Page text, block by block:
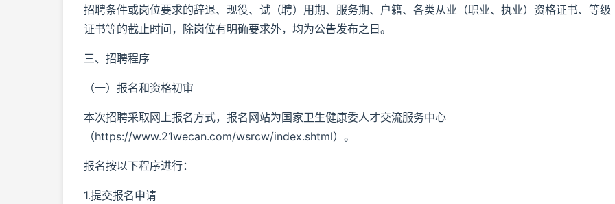
招聘条件或岗位要求的辞退、现役、试（聘）用期、服务期、户籍、各类从业（职业、执业）资格证书、等级
证书等的截止时间，除岗位有明确要求外，均为公告发布之日。
三、招聘程序
（一）报名和资格初审
本次招聘采取网上报名方式，报名网站为国家卫生健康委人才交流服务中心
（https://www.21wecan.com/wsrcw/index.shtml）。
报名按以下程序进行：
1.提交报名申请